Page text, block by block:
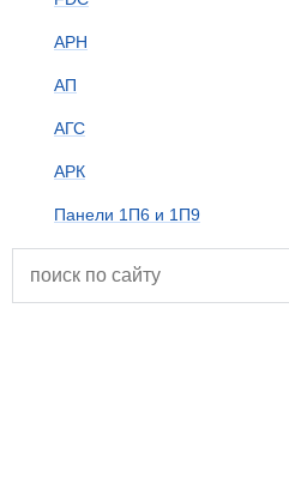
АРН
АП
АГС
АРК
Панели 1П6 и 1П9